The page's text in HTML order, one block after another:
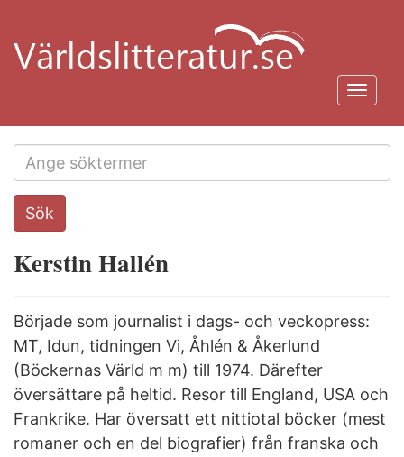
huvudinnehåll
Search
this
Sök
Kerstin Hallén
Började som journalist i dags- och veckopress:
MT, Idun, tidningen Vi, Åhlén & Åkerlund
(Böckernas Värld m m) till 1974. Därefter
översättare på heltid. Resor till England, USA och
Frankrike. Har översatt ett nittiotal böcker (mest
romaner och en del biografier) från franska och